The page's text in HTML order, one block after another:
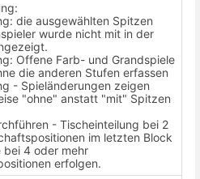
die ausgewählten Spitzen
wurde nicht mit in der
Offene Farb- und Grandspiele
die anderen Stufen erfassen
- Spieländerungen zeigen
"ohne" anstatt "mit" Spitzen
- Tischeinteilung bei 2
im letzten Block
4 oder mehr
erfolgen.